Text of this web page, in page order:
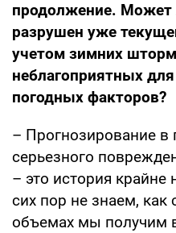
продолжение. Может
разрушен уже
учетом зимних
неблагоприятных
погодных факторов?
– Прогнозирование в
серьезного
– это история
сих пор не знаем, как
объемах мы получим